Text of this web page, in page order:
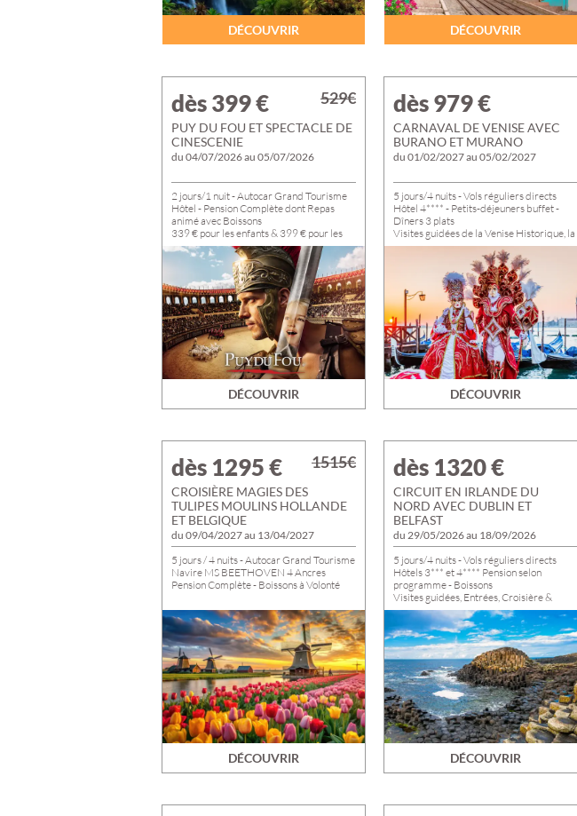
CROATIE
DÉCOUVRIR DÉCOUVRIR
dès 399€
PUY DU FOU ET SPECTACLE DE
CINESCENIE
du 04/07/2026 au 05/07/2026
2 jours/1 nuit - Autocar Grand Tourisme
Hôtel - Pension Complète dont Repas
animé avec Boissons
339 € pour les enfants & 399 € pour les
adultes
Départ de TROYES du 04/07 au
05/07/2026
DÉCOUVRIR
529€ dès 979€
CARNAVAL DE VENISE AVEC
BURANO ET MURANO
du 01/02/2027 au 05/02/2027
5 jours/4 nuits - Vols réguliers directs
Hôtel 4**** - Petits-déjeuners buffet -
Dîners 3 plats
Visites guidées de la Venise Historique, la
Venise Insolite, les Iles de la Lagune :
Murano et Burano - Pass Bus & Vaporetto
Départs de TROYES, ROMILLY et
NOGENT du 01 au 05/02/2027
DÉCOUVRIR
dès 1295€
CROISIÈRE MAGIES DES
TULIPES MOULINS HOLLANDE
ET BELGIQUE
du 09/04/2027 au 13/04/2027
5 jours / 4 nuits - Autocar Grand Tourisme
Navire MS BEETHOVEN 4 Ancres
Pension Complète - Boissons à Volonté
Visites guidées, Entrées, Dégustations &
Soirée de Gala
DÉCOUVRIR
1515€ dès 1320€
CIRCUIT EN IRLANDE DU
NORD AVEC DUBLIN ET
BELFAST
du 29/05/2026 au 18/09/2026
5 jours/4 nuits - Vols réguliers directs
Hôtels 3*** et 4**** Pension selon
programme - Boissons
Visites guidées, Entrées, Croisière &
Dégustations
Départs de PARIS du 26/05 au
18/09/2026. Départs possibles de
VOTRE DOMICILE : nous consulter
DÉCOUVRIR